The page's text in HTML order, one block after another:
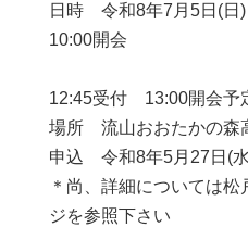
日時 令和8年7月5日(
10:00開会
二段・三
12:45受付 13:00開会予
場所 流山おおたかの森
申込 令和8年5月27日(
＊尚、詳細については
ジを参照下さい